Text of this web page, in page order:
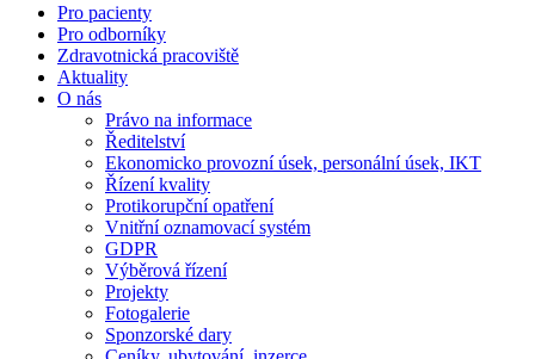
Pro pacienty
Pro odborníky
Zdravotnická pracoviště
Aktuality
O nás
Právo na informace
Ředitelství
Ekonomicko provozní úsek, personální úsek, IKT
Řízení kvality
Protikorupční opatření
Vnitřní oznamovací systém
GDPR
Výběrová řízení
Projekty
Fotogalerie
Sponzorské dary